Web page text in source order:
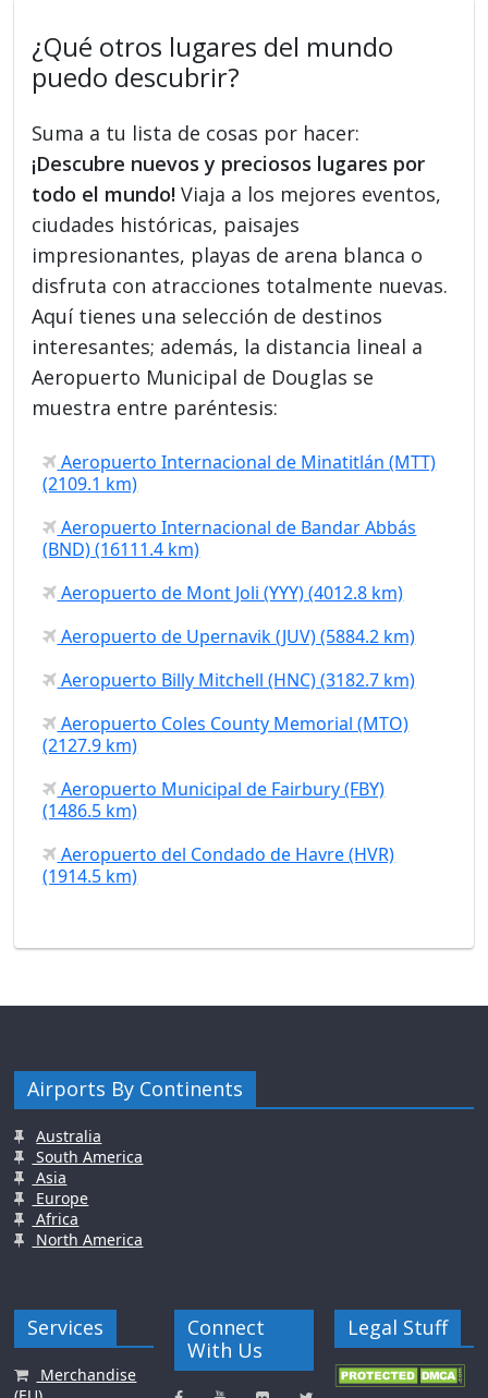
¿Qué otros lugares del mundo
puedo descubrir?
Suma a tu lista de cosas por hacer:
¡Descubre nuevos y preciosos lugares por
todo el mundo! Viaja a los mejores eventos,
ciudades históricas, paisajes
impresionantes, playas de arena blanca o
disfruta con atracciones totalmente nuevas.
Aquí tienes una selección de destinos
interesantes; además, la distancia lineal a
Aeropuerto Municipal de Douglas se
muestra entre paréntesis:
Aeropuerto Internacional de Minatitlán (MTT)
(2109.1 km)
Aeropuerto Internacional de Bandar Abbás
(BND) (16111.4 km)
Aeropuerto de Mont Joli (YYY) (4012.8 km)
Aeropuerto de Upernavik (JUV) (5884.2 km)
Aeropuerto Billy Mitchell (HNC) (3182.7 km)
Aeropuerto Coles County Memorial (MTO)
(2127.9 km)
Aeropuerto Municipal de Fairbury (FBY)
(1486.5 km)
Aeropuerto del Condado de Havre (HVR)
(1914.5 km)
Airports By Continents
Australia
South America
Asia
Europe
Africa
North America
Services
Merchandise
Connect
With Us
Legal Stuff